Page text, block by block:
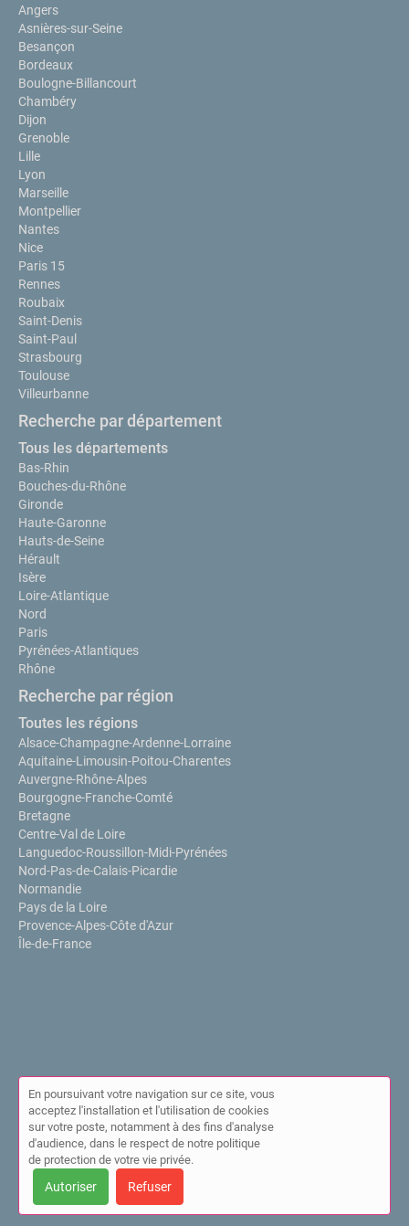
Angers
Asnières-sur-Seine
Besançon
Bordeaux
Boulogne-Billancourt
Chambéry
Dijon
Grenoble
Lille
Lyon
Marseille
Montpellier
Nantes
Nice
Paris 15
Rennes
Roubaix
Saint-Denis
Saint-Paul
Strasbourg
Toulouse
Villeurbanne
Recherche par département
Tous les départements
Bas-Rhin
Bouches-du-Rhône
Gironde
Haute-Garonne
Hauts-de-Seine
Hérault
Isère
Loire-Atlantique
Nord
Paris
Pyrénées-Atlantiques
Rhône
Recherche par région
Toutes les régions
Alsace-Champagne-Ardenne-Lorraine
Aquitaine-Limousin-Poitou-Charentes
Auvergne-Rhône-Alpes
Bourgogne-Franche-Comté
Bretagne
Centre-Val de Loire
Languedoc-Roussillon-Midi-Pyrénées
Nord-Pas-de-Calais-Picardie
Normandie
Pays de la Loire
Provence-Alpes-Côte d'Azur
Île-de-France
© Annuaire de l'IPPP 2026 |Plan du site|Mon compte
Mentions légales|Cookies
Cet annuaire a été créé avec ❤ par
En poursuivant votre navigation sur ce site, vous
acceptez l'installation et l'utilisation de cookies
sur votre poste, notamment à des fins d'analyse
d'audience, dans le respect de notre politique
de protection de votre vie privée.
Autoriser Refuser